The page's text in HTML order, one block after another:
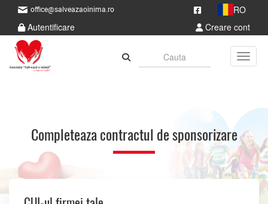
office@salveazaoinima.ro
RO
Autentificare
Creare cont
Completeaza contractul de sponsorizare